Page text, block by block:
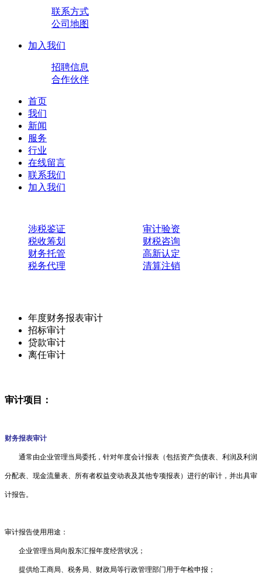
联系方式
公司地图
加入我们
招聘信息
合作伙伴
首页
我们
新闻
服务
行业
在线留言
联系我们
加入我们
涉税鉴证
审计验资
税收筹划
财税咨询
财务托管
高新认定
税务代理
清算注销
年度财务报表审计
招标审计
贷款审计
离任审计
审计项目：
财务报表审计
通常由企业管理当局委托，针对年度会计报表（包括资产负债表、利润及利润
分配表、现金流量表、所有者权益变动表及其他专项报表）进行的审计，并出具审
计报告。
审计报告使用用途：
企业管理当局向股东汇报年度经营状况；
提供给工商局、税务局、财政局等行政管理部门用于年检申报；